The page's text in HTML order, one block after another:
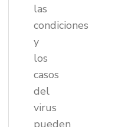
las
condiciones
y
los
casos
del
virus
pueden